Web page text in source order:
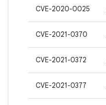
CVE-2020-0025
CVE-2021-0370
CVE-2021-0372
CVE-2021-0377